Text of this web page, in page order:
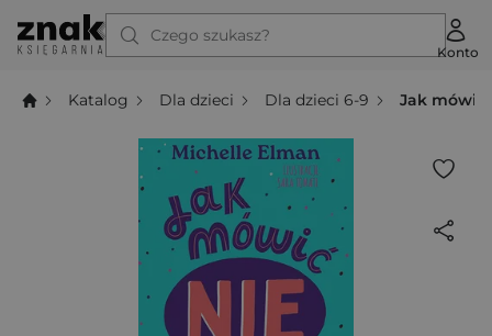
Czego szukasz?
Konto
Katalog Dla dzieci Dla dzieci 6-9 Jak mówić